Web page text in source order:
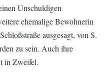
Unschuldigen
ehemalige Bewohnerin
ausgesagt, von S.
zu sein. Auch ihre
in Zweifel.